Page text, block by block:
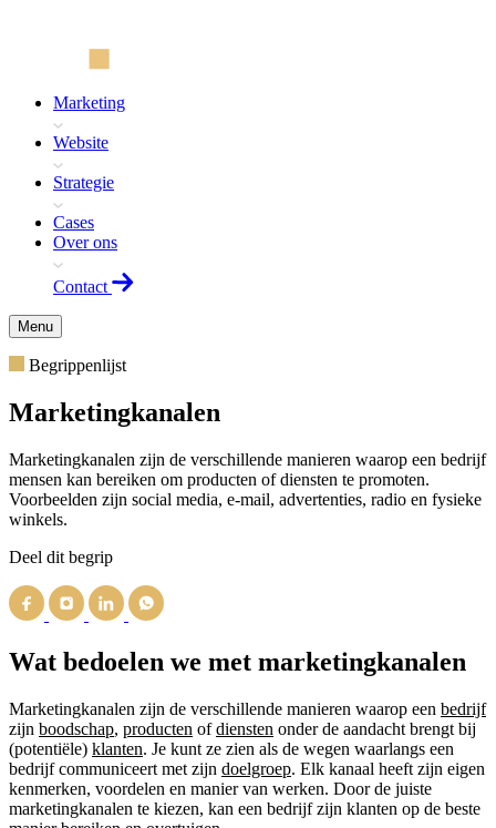
Marketing
Website
Strategie
Cases
Over ons
Contact
Menu
Begrippenlijst
Marketingkanalen
Marketingkanalen zijn de verschillende manieren waarop een bedrijf
mensen kan bereiken om producten of diensten te promoten.
Voorbeelden zijn social media, e-mail, advertenties, radio en fysieke
winkels.
Deel dit begrip
Wat bedoelen we met marketingkanalen
Marketingkanalen zijn de verschillende manieren waarop een bedrijf
zijn boodschap, producten ofdiensten onder de aandacht brengt bij
(potentiële) klanten. Je kunt ze zien als de wegen waarlangs een
bedrijf communiceert met zijn doelgroep. Elk kanaal heeft zijn eigen
kenmerken, voordelen en manier van werken. Door de juiste
marketingkanalen te kiezen, kan een bedrijf zijn klanten op de beste